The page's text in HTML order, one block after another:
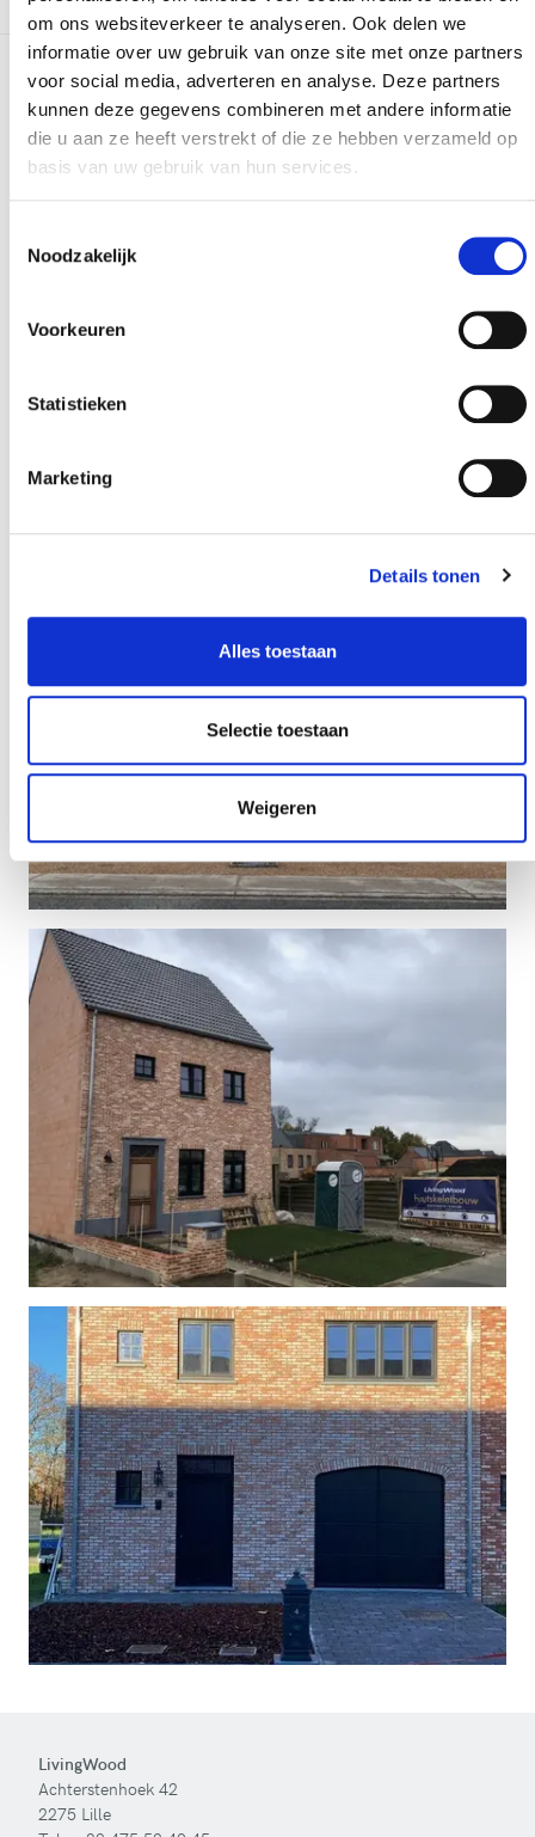
om ons websiteverkeer te analyseren. Ook delen we
informatie over uw gebruik van onze site met onze partners
voor social media, adverteren en analyse. Deze partners
kunnen deze gegevens combineren met andere informatie
die u aan ze heeft verstrekt of die ze hebben verzameld op
basis van uw gebruik van hun services.
Noodzakelijk
Voorkeuren
Statistieken
Marketing
Details tonen
Alles toestaan
Selectie toestaan
Weigeren
Meer realisaties
LivingWood
Achterstenhoek 42
2275 Lille